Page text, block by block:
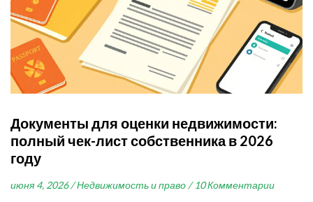
Документы для оценки недвижимости:
полный чек-лист собственника в 2026
году
июня 4, 2026 / Недвижимость и право / 10 Комментарии